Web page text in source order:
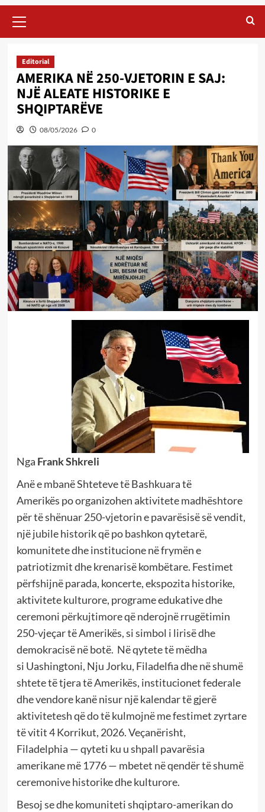
Menu
Editorial
AMERIKA NË 250-VJETORIN E SAJ:
NJË ALEATE HISTORIKE E
SHQIPTARËVE
08/05/2026 0
Nga Frank Shkreli
Anë e mbanë Shteteve të Bashkuara të
Amerikës po organizohen aktivitete madhështore
për të shënuar 250-vjetorin e pavarësisë së vendit,
një jubile historik që po bashkon qytetarë,
komunitete dhe institucione në frymën e
patriotizmit dhe krenarisë kombëtare. Festimet
përfshijnë parada, koncerte, ekspozita historike,
aktivitete kulturore, programe edukative dhe
ceremoni përkujtimore që nderojnë rrugëtimin
250-vjeçar të Amerikës, si simbol i lirisë dhe
demokracisë në botë. Në qytete të mëdha
si Uashingtoni, Nju Jorku, Filadelfia dhe në shumë
shtete të tjera të Amerikës, institucionet federale
dhe vendore kanë nisur një kalendar të gjerë
aktivitetesh që do të kulmojnë me festimet zyrtare
të vitit 4 Korrikut, 2026. Veçanërisht,
Filadelphia — qyteti ku u shpall pavarësia
amerikane më 1776 — mbetet në qendër të shumë
ceremonive historike dhe kulturore.
Besoj se dhe komuniteti shqiptaro-amerikan do